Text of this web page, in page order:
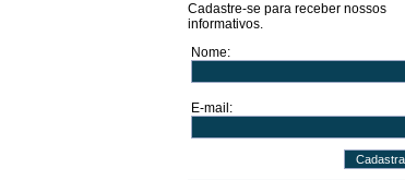
Cadastre-se para receber nossos
informativos.
Nome:
E-mail: